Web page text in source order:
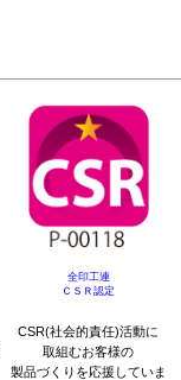
全印工連
ＣＳＲ認定
CSR(社会的責任)活動に
取組むお客様の
製品づくりを応援していま